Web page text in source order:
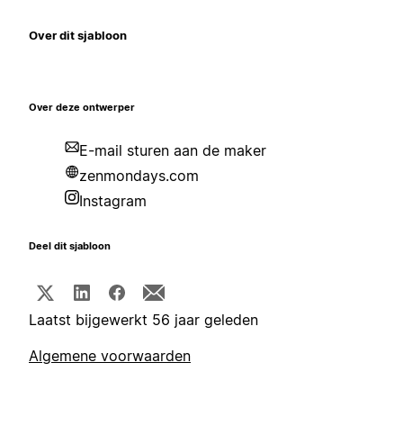
Over dit sjabloon
Over deze ontwerper
E-mail sturen aan de maker
zenmondays.com
Instagram
Deel dit sjabloon
Laatst bijgewerkt 56 jaar geleden
Algemene voorwaarden